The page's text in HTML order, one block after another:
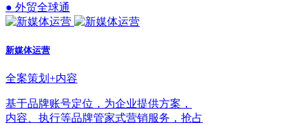
● 外贸全球通
新媒体运营
全案策划+内容
基于品牌账号定位，为企业提供方案，
内容、执行等品牌管家式营销服务，抢占